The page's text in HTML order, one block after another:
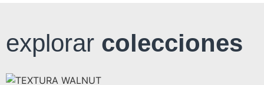
explorar colecciones